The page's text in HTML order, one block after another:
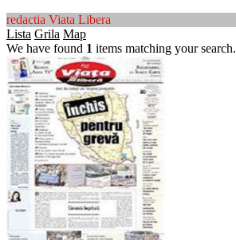
redactia Viata Libera
Lista Grila Map
We have found 1 items matching your search.